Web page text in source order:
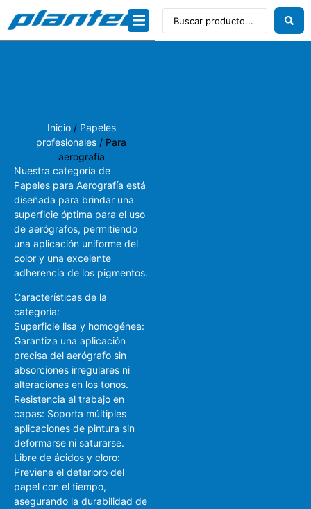
Inicio/ Papeles
profesionales / Para
aerografía
Nuestra categoría de
Papeles para Aerografía está
diseñada para brindar una
superficie óptima para el uso
de aerógrafos, permitiendo
una aplicación uniforme del
color y una excelente
adherencia de los pigmentos.
Características de la
categoría:
Superficie lisa y homogénea:
Garantiza una aplicación
precisa del aerógrafo sin
absorciones irregulares ni
alteraciones en los tonos.
Resistencia al trabajo en
capas: Soporta múltiples
aplicaciones de pintura sin
deformarse ni saturarse.
Libre de ácidos y cloro:
Previene el deterioro del
papel con el tiempo,
asegurando la durabilidad de